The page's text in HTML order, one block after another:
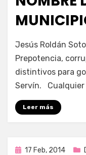
por Enrique
Jesús Roldán
Prepotencia,
distintivos para
Servín. Cualquier
Leer más
Publicada
17 Feb, 2014